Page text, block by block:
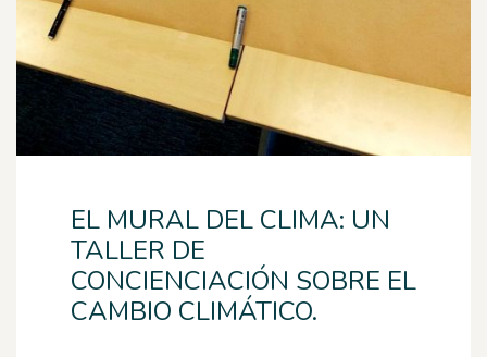
EL MURAL DEL CLIMA: UN
TALLER DE
CONCIENCIACIÓN SOBRE EL
CAMBIO CLIMÁTICO.